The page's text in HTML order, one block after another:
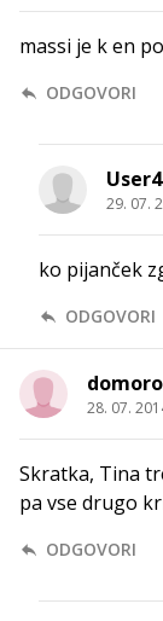
massi je k en
ODGOVORI
29. 07.
ko pijanček
ODGOVORI
28. 07.
Skratka, Tina
pa vse drugo
ODGOVORI